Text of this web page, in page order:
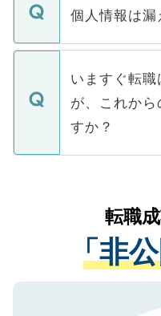
■応募殺到を避
関を公にして
に、医療機関
みを人材紹介
ています。
ん。また、仮
定を承諾する
の辞退の連絡
ますので、ご
個人情報は漏
個人情報が漏
で、ご安心く
などで収集し
ご本人のキャ
支援を目的に
ているすべて
は、個人情報
管理基準を満
る、プライバ
ご登録いただ
いますぐ転
が、これから
すか？
かがいして、
経験をまじえ
させていただ
ない方には、
ので、まずは
転職
「非